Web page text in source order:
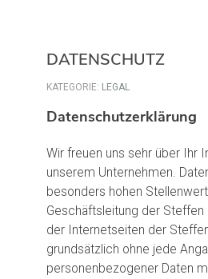
DATENSCHUTZ
KATEGORIE: LEGAL
Datenschutzerklärung
Wir freuen uns sehr über Ihr
unserem Unternehmen.
besonders hohen
Geschäftsleitung der Steffen
der Internetseiten der
grundsätzlich ohne jede
personenbezogener Daten